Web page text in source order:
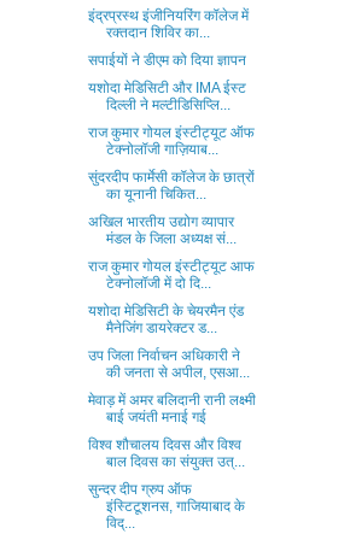
इंद्रप्रस्थ इंजीनियरिंग कॉलेज में
रक्तदान शिविर का...
सपाईयों ने डीएम को दिया ज्ञापन
यशोदा मेडिसिटी और IMA ईस्ट
दिल्ली ने मल्टीडिसिप्लि...
राज कुमार गोयल इंस्टीट्यूट ऑफ
टेक्नोलॉजी गाज़ियाब...
सुंदरदीप फार्मेसी कॉलेज के छात्रों
का यूनानी चिकित...
अखिल भारतीय उद्योग व्यापार
मंडल के जिला अध्यक्ष सं...
राज कुमार गोयल इंस्टीट्यूट आफ
टेक्नोलॉजी में दो दि...
यशोदा मेडिसिटी के चेयरमैन एंड
मैनेजिंग डायरेक्टर ड...
उप जिला निर्वाचन अधिकारी ने
की जनता से अपील, एसआ...
मेवाड़ में अमर बलिदानी रानी लक्ष्मी
बाई जयंती मनाई गई
विश्व शौचालय दिवस और विश्व
बाल दिवस का संयुक्त उत्...
सुन्दर दीप ग्रुप ऑफ
इंस्टिटूशनस, गाजियाबाद के
विद्...